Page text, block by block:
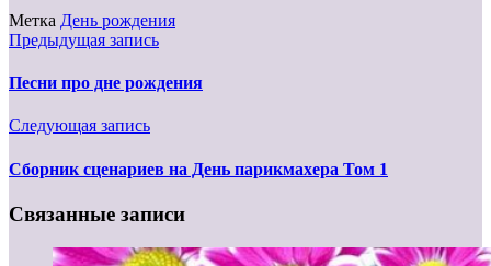
Метка День рождения
Предыдущая запись
Песни про дне рождения
Следующая запись
Сборник сценариев на День парикмахера Том 1
Связанные записи